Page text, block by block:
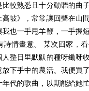
比較熟悉且十分動聽的曲
高坡》，常常讓回聲在山
我也一手甩羊鞭，一手握
詩情畫意。 某次回家，
整日里默默的種呀鋤呀
放下手中的農活。我便買
代的歌曲，以期能給她